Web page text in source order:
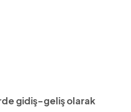
gidiş-geliş olarak